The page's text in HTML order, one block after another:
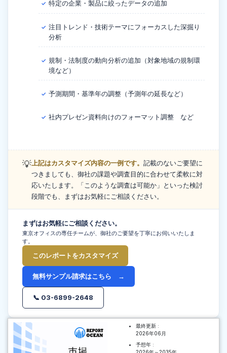
✓ 特定の企業・製品に絞ったデータの追加
✓ 注目トレンド・技術テーマにフォーカスした深掘り
分析
✓ 規制・法制度の動向分析の追加（対象地域の規制環
境など）
✓ 予測期間・基準年の調整（予測年の延長など）
✓ 社内プレゼン資料向けのフォーマット調整 など
💡上記はカスタマイズ内容の一例です。 記載のないご要望に
つきましても、御社の課題や調査目的に合わせて柔軟に対
応いたします。「このような調査は可能か」といった検討
段階でも、まずはお気軽にご相談ください。
まずはお気軽にご相談ください。
東京オフィスの専任チームが、御社のご要望を丁寧にお伺いいたしま
す。
このレポートをカスタマイズ
無料サンプル請求はこちら →
📞 03-6899-2648
最終更新 :
2026年06月
予想年 :